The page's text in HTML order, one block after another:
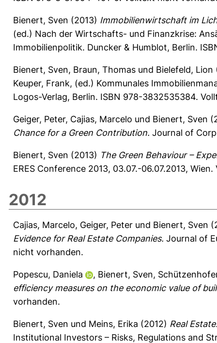
Bienert, Sven (2013) Immobilienwirtschaft im
(ed.) Nach der Wirtschafts- und Finanzkrise:
Immobilienpolitik. Duncker & Humblot, Berlin.
Bienert, Sven, Braun, Thomas und Bielefeld, Lion
Keuper, Frank, (ed.) Kommunales
Logos-Verlag, Berlin. ISBN 978-3832535384.
Geiger, Peter, Cajias, Marcelo und Bienert, Sven
Chance for a Green Contribution. Journal of
Bienert, Sven (2013) The Green Behaviour –
ERES Conference 2013, 03.07.-06.07.2013,
2012
Cajias, Marcelo, Geiger, Peter und Bienert, Sven
Evidence for Real Estate Companies. Journal of
nicht vorhanden.
Popescu, Daniela , Bienert, Sven,
efficiency measures on the economic value of
vorhanden.
Bienert, Sven und Meins, Erika (2012) Real
Institutional Investors – Risks, Regulations and